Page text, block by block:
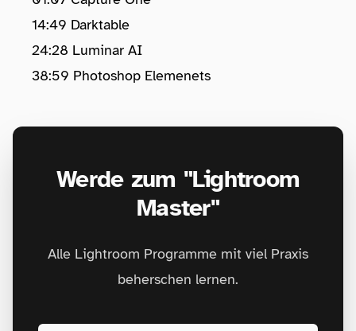
14:49 Darktable
24:28 Luminar AI
38:59 Photoshop Elemenets
Werde zum "Lightroom
Master"
Alle Lightroom Programme mit viel Praxis
beherschen lernen.